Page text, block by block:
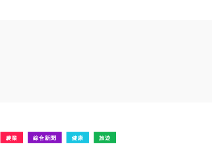
農業 綜合新聞 健康 旅遊